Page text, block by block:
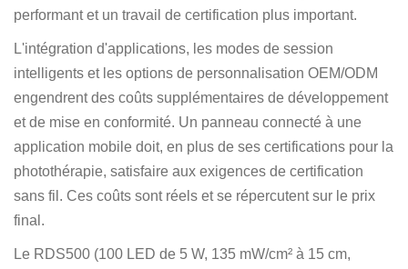
performant et un travail de certification plus important.
L'intégration d'applications, les modes de session
intelligents et les options de personnalisation OEM/ODM
engendrent des coûts supplémentaires de développement
et de mise en conformité. Un panneau connecté à une
application mobile doit, en plus de ses certifications pour la
photothérapie, satisfaire aux exigences de certification
sans fil. Ces coûts sont réels et se répercutent sur le prix
final.
Le RDS500 (100 LED de 5 W, 135 mW/cm² à 15 cm,